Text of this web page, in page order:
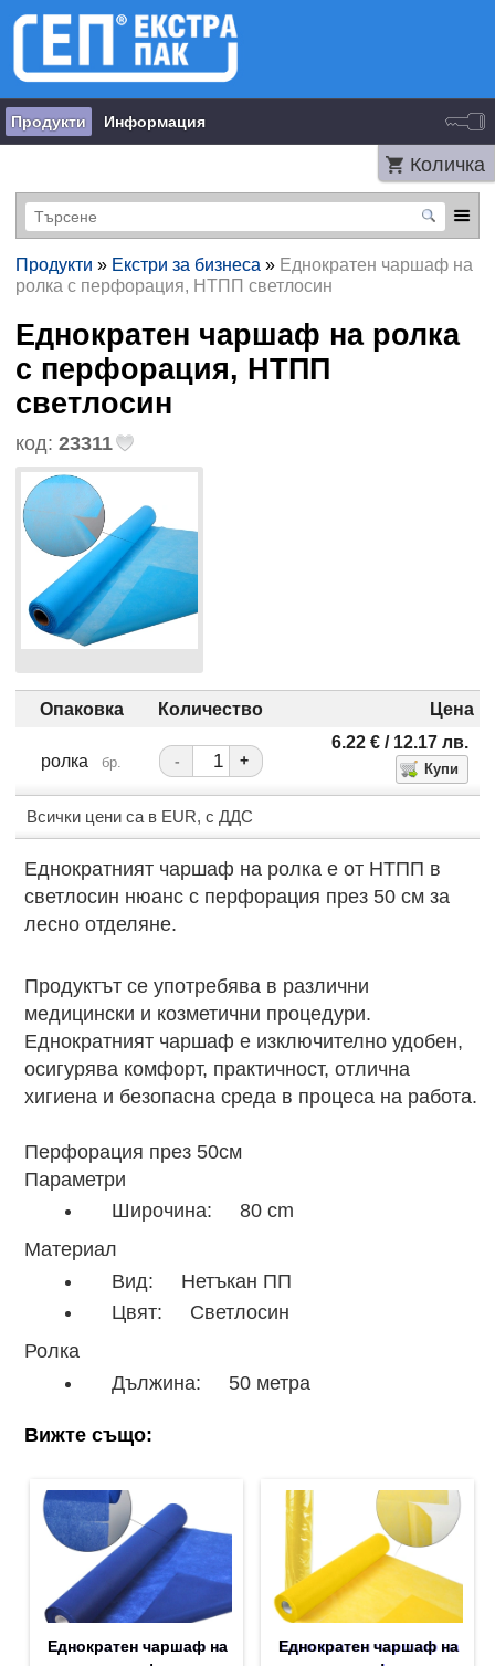
Продукти Информация
Количка
Продукти » Екстри за бизнеса » Еднократен чаршаф на
ролка с перфорация, НТПП светлосин
Еднократен чаршаф на ролка
с перфорация, НТПП
светлосин
код: 23311
Опаковка Количество Цена
ролка бр. - +
6.22 €/ 12.17 лв.
Всички цени са в EUR, с ДДС
Еднократният чаршаф на ролка е от НТПП в
светлосин нюанс с перфорация през 50 см за
лесно отделяне.
Продуктът се употребява в различни
медицински и козметични процедури.
Еднократният чаршаф е изключително удобен,
осигурява комфорт, практичност, отлична
хигиена и безопасна среда в процеса на работа.
Перфорация през 50см
Параметри
Широчина: 80 cm
Материал
Вид: Нетъкан ПП
Цвят: Светлосин
Ролка
Дължина: 50 метра
Вижте също:
Еднократен чаршаф на
Еднократен чаршаф на